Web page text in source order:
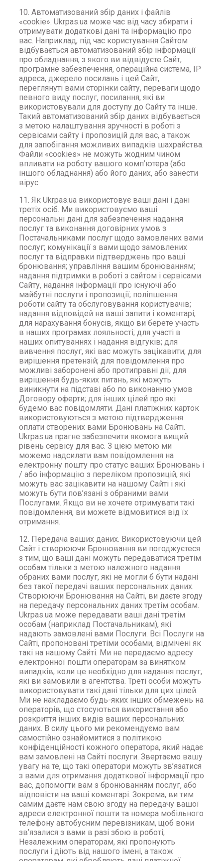
10. Автоматизований збір даних і файлів
«cookie». Ukrpas.ua може час від часу збирати і
отримувати додаткові дані та інформацію про
вас. Наприклад, під час користування Сайтом
відбувається автоматизований збір інформації
про обладнання, з якого ви відвідуєте Сайт,
програмне забезпечення, операційна система, IP
адреса, джерело посилань і цей Сайт,
переглянуті вами сторінки сайту, переваги щодо
певного виду послуг, посилання, які ви
використовували для доступу до Сайту та інше.
Такий автоматизований збір даних відбувається
з метою налаштування зручності в роботі з
сервісами сайту і пропозицій для вас, а також
для запобігання можливих випадків шахрайства.
Файли «cookies» не можуть жодним чином
впливати на роботу вашого комп’ютера (або
іншого обладнання) або його даних, або занести
вірус.
11. Як Ukrpas.ua використовує ваші дані і дані
третіх осіб. Ми використовуємо ваші
персональні дані для забезпечення надання
послуг та виконання договірних умов з
Постачальниками послуг щодо замовлених вами
послуг; комунікації з вами щодо замовлених
послуг та відправки підтверджень про ваші
бронювання; управління вашим бронюванням;
надання підтримки в роботі з сайтом і сервісами
Сайту, надання інформації про існуючі або
майбутні послуги і пропозиції; поліпшення
роботи сайту та обслуговування користувачів;
надання відповідей на ваші запити і коментарі;
для нарахування бонусів, якщо ви берете участь
в наших програмах лояльності; для участі в
наших опитуваннях і надання відгуків; для
вивчення послуг, які вас можуть зацікавити; для
вирішення претензій; для повідомлення про
можливі заборонені або протиправні дії; для
вирішення будь-яких питань, які можуть
виникнути на підставі або по виконанню умов
Договору оферти; для інших цілей про які
будемо вас повідомляти. Дані платіжних карток
використовуються з метою підтвердження
оплати створених вами Бронювань на Сайті.
Ukrpas.ua прагне забезпечити якомога вищий
рівень сервісу для вас. З цією метою ми
можемо надсилати вам повідомлення на
електронну пошту про статус ваших Бронювань і
/ або інформацію з переліком пропозицій, які
можуть вас зацікавити на нашому Сайті і які
можуть бути пов’язані з обраними вами
Послугами. Якщо ви не хочете отримувати такі
повідомлення, ви можете відмовитися від їх
отримання.
12. Передача ваших даних. Використовуючи цей
Сайт і створюючи Бронювання ви погоджуєтеся
з тим, що ваші дані можуть передаватися третім
особам тільки з метою належного надання
обраних вами послуг, які не могли б бути надані
без такої передачі ваших персональних даних.
Створюючи Бронювання на Сайті, ви даєте згоду
на передачу персональних даних третім особам.
Ukrpas.ua може передавати ваші дані третім
особам (наприклад Постачальникам), які
надають замовлені вами Послуги. Всі Послуги на
Сайті, пропоновані третіми особами, відмічені як
такі на нашому Сайті. Ми не передаємо адресу
електронної пошти операторам за винятком
випадків, коли це необхідно для надання послуг,
які ви замовили в агентства. Треті особи можуть
використовувати такі дані тільки для цих цілей.
Ми не накладаємо будь-яких інших обмежень на
операторів, що стосуються використання або
розкриття інших видів ваших персональних
даних. В силу цього ми рекомендуємо вам
самостійно ознайомитися з політикою
конфіденційності кожного оператора, який надає
вам замовлені на Сайті послуги. Звертаємо вашу
увагу на те, що такі оператори можуть зв’язатися
з вами для отримання додаткової інформації про
вас, допомогти вам з бронюванням послуг, або
відповісти на ваші коментарі. Зокрема, ви тим
самим даєте нам свою згоду на передачу вашої
адреси електронної пошти та номера мобільного
телефону автобусним перевізникам, щоб вони
зв’язалися з вами в разі збою в роботі;
Незалежним операторам, які пропонують
послуги і діють від нашого імені, а також